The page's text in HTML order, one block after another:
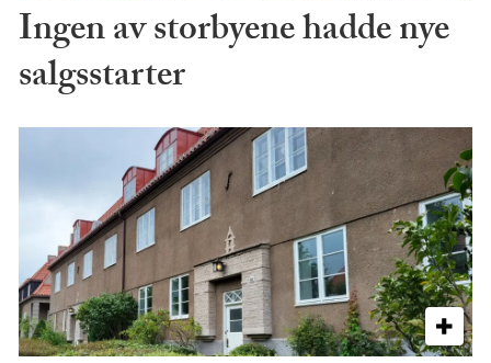
Ingen av storbyene hadde nye
salgsstarter